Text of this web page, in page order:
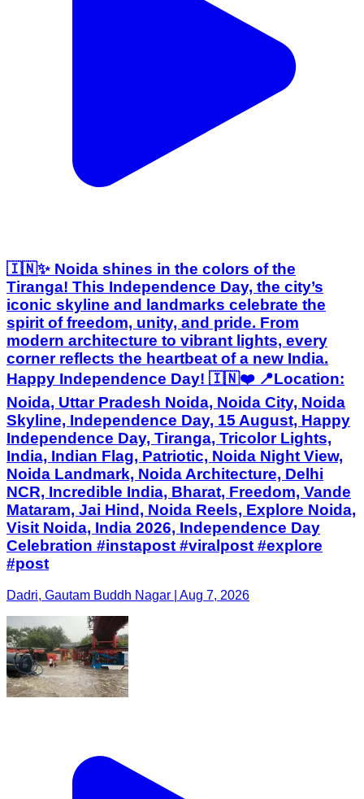
🇮🇳✨ Noida shines in the colors of the
Tiranga! This Independence Day, the city’s
iconic skyline and landmarks celebrate the
spirit of freedom, unity, and pride. From
modern architecture to vibrant lights, every
corner reflects the heartbeat of a new India.
Happy Independence Day! 🇮🇳❤️ 📍Location:
Noida, Uttar Pradesh Noida, Noida City, Noida
Skyline, Independence Day, 15 August, Happy
Independence Day, Tiranga, Tricolor Lights,
India, Indian Flag, Patriotic, Noida Night View,
Noida Landmark, Noida Architecture, Delhi
NCR, Incredible India, Bharat, Freedom, Vande
Mataram, Jai Hind, Noida Reels, Explore Noida,
Visit Noida, India 2026, Independence Day
Celebration #instapost #viralpost #explore
#post
Dadri, Gautam Buddh Nagar | Aug 7, 2026